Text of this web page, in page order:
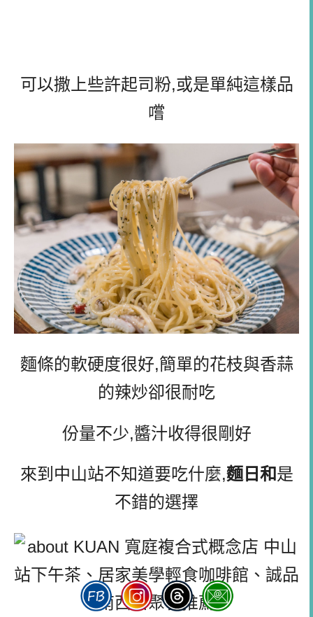
可以撒上些許起司粉,或是單純這樣品
嚐
麵條的軟硬度很好,簡單的花枝與香蒜
的辣炒卻很耐吃
份量不少,醬汁收得很剛好
來到中山站不知道要吃什麼,麵日和是
不錯的選擇